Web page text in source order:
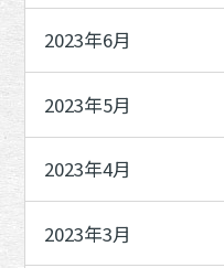
2023年6月
2023年5月
2023年4月
2023年3月